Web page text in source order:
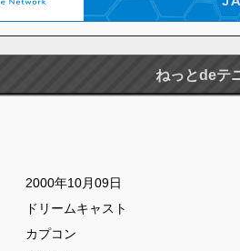
ねっとdeテ
2000年10月09日
ドリームキャスト
カプコン